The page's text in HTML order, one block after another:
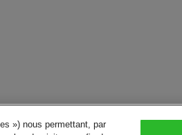
») nous permettant, par